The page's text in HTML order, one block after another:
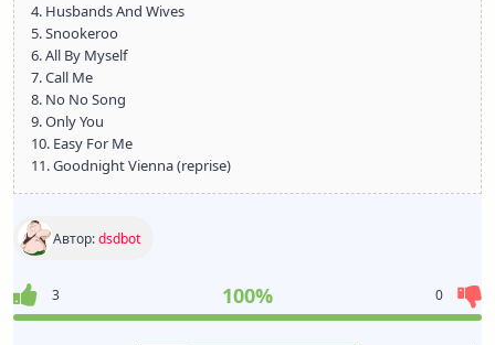
4. Husbands And Wives
5. Snookeroo
6. All By Myself
7. Call Me
8. No No Song
9. Only You
10. Easy For Me
11. Goodnight Vienna (reprise)
Автор:dsdbot
3 100% 0